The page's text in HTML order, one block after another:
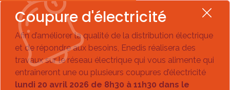
Coupure d'électricité
Afin d’améliorer la qualité de la distribution électrique
et de répondre aux besoins, Enedis réalisera des
travaux sur le réseau électrique qui vous alimente qui
entraîneront une ou plusieurs coupures d’électricité
lundi 20 avril 2026 de 8h30 à 11h30 dans le